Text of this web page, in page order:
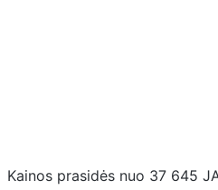
Kainos prasidės nuo 37 645